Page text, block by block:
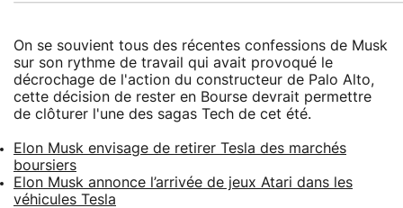
On se souvient tous des récentes confessions de Musk
sur son rythme de travail qui avait provoqué le
décrochage de l'action du constructeur de Palo Alto,
cette décision de rester en Bourse devrait permettre
de clôturer l'une des sagas Tech de cet été.
Elon Musk envisage de retirer Tesla des marchés
boursiers
Elon Musk annonce l’arrivée de jeux Atari dans les
véhicules Tesla